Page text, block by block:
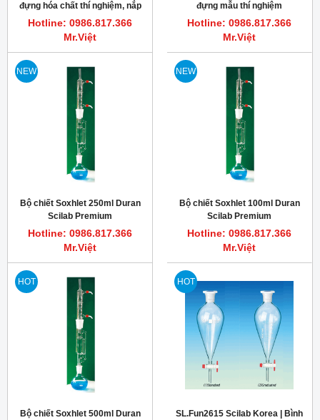
đựng hóa chất thí nghiệm, nắp
xanh GL45 PP
Hotline: 0986.817.366
Mr.Việt
đựng mẫu thí nghiệm
Hotline: 0986.817.366
Mr.Việt
NEW
Bộ chiết Soxhlet 250ml Duran
Scilab Premium
Hotline: 0986.817.366
Mr.Việt
NEW
Bộ chiết Soxhlet 100ml Duran
Scilab Premium
Hotline: 0986.817.366
Mr.Việt
HOT
Bộ chiết Soxhlet 500ml Duran
HOT
SL.Fun2615 Scilab Korea | Bình